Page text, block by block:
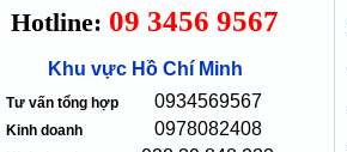
Hotline: 09 3456 9567
Khu vực Hồ Chí Minh
Tư vấn tổng hợp 0934569567
Kinh doanh 0978082408